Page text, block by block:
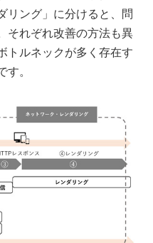
リング」に分けると、問
それぞれ改善の方法も異
トルネックが多く存在す
す。